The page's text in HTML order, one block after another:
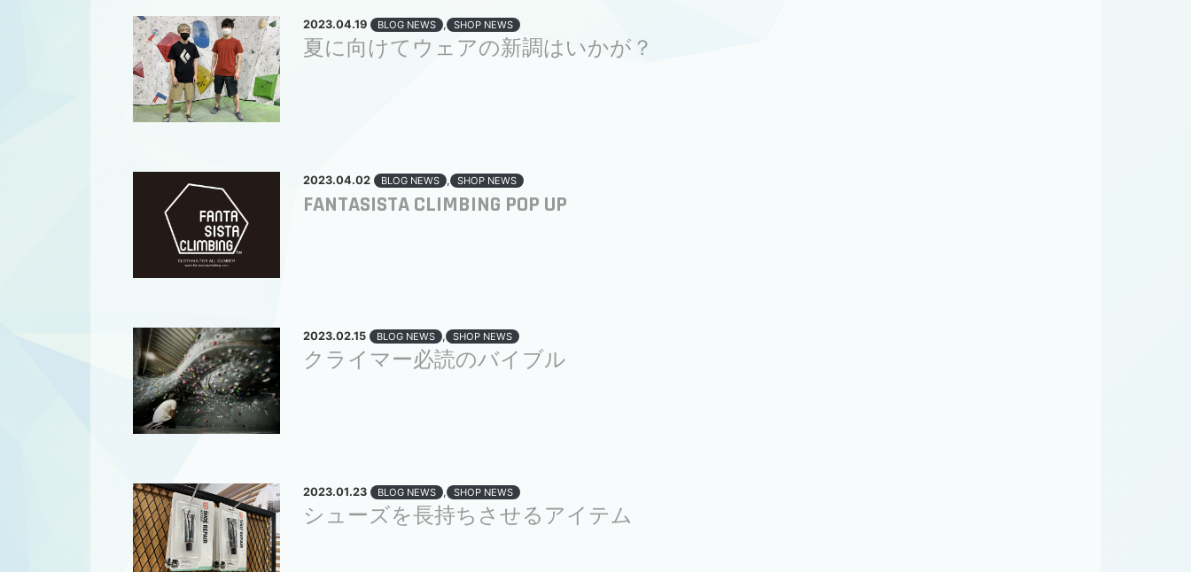
2023.04.19 BLOG NEWS , SHOP NEWS
夏に向けてウェアの新調はいかが？
2023.04.02 BLOG NEWS , SHOP NEWS
FANTASISTA CLIMBING POP UP
2023.02.15 BLOG NEWS , SHOP NEWS
クライマー必読のバイブル
2023.01.23 BLOG NEWS , SHOP NEWS
シューズを長持ちさせるアイテム